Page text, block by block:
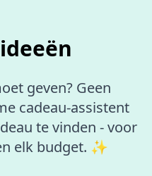
geven? Geen
cadeau-assistent
te vinden - voor
elk budget. ✨